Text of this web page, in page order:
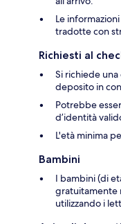
Le
tradotte con
Richiesti al
Si richiede
deposito in
Potrebbe
d’identità
L'età minima
Bambini
I bambini (di
gratuitamente
utilizzando i